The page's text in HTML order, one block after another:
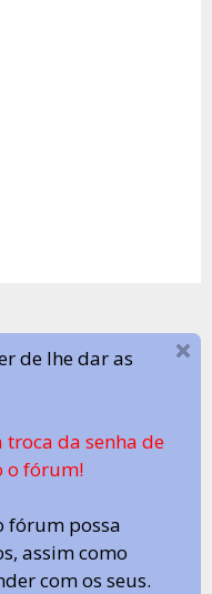
de lhe dar as
troca da senha de
o fórum!
fórum possa
assim como
com os seus.